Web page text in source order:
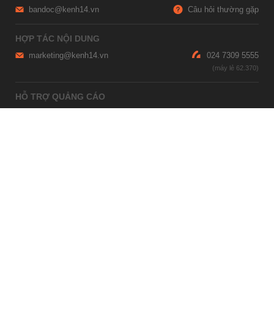
bandoc@kenh14.vn Câu hỏi thường gặp
HỢP TÁC NỘI DUNG
marketing@kenh14.vn 024 7309 5555
HỖ TRỢ QUẢNG CÁO